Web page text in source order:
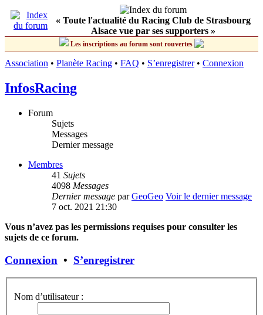
« Toute l'actualité du Racing Club de Strasbourg
Alsace vue par ses supporters »
Les inscriptions au forum sont rouvertes
Association • Planète Racing • FAQ • S’enregistrer• Connexion
InfosRacing
Forum
Sujets
Messages
Dernier message
Membres
41 Sujets
4098 Messages
Dernier message parGeoGeo Voir le dernier message
7 oct. 2021 21:30
Vous n’avez pas les permissions requises pour consulter les
sujets de ce forum.
Connexion • S’enregistrer
Nom d’utilisateur :